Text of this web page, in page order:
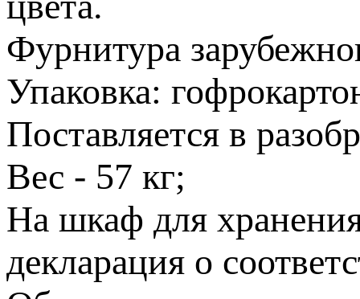
Фурнитура
Упаковка:
Поставляется в
Вес - 57 кг;
На шкаф для
декларация о